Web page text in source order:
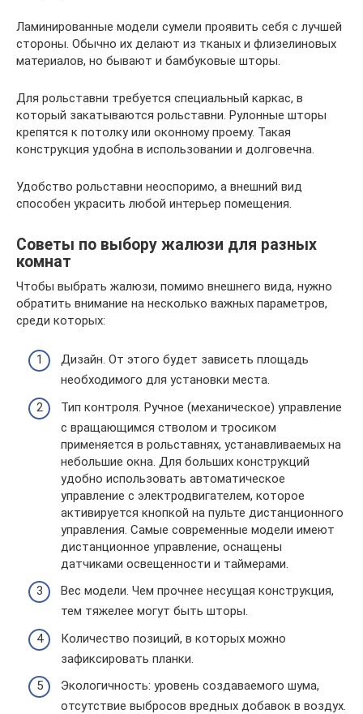
Ламинированные модели сумели проявить себя с лучшей
стороны. Обычно их делают из тканых и флизелиновых
материалов, но бывают и бамбуковые шторы.
Для рольставни требуется специальный каркас, в
который закатываются рольставни. Рулонные шторы
крепятся к потолку или оконному проему. Такая
конструкция удобна в использовании и долговечна.
Удобство рольставни неоспоримо, а внешний вид
способен украсить любой интерьер помещения.
Советы по выбору жалюзи для разных
комнат
Чтобы выбрать жалюзи, помимо внешнего вида, нужно
обратить внимание на несколько важных параметров,
среди которых:
Дизайн. От этого будет зависеть площадь
необходимого для установки места.
Тип контроля. Ручное (механическое) управление
с вращающимся стволом и тросиком
применяется в рольставнях, устанавливаемых на
небольшие окна. Для больших конструкций
удобно использовать автоматическое
управление с электродвигателем, которое
активируется кнопкой на пульте дистанционного
управления. Самые современные модели имеют
дистанционное управление, оснащены
датчиками освещенности и таймерами.
Вес модели. Чем прочнее несущая конструкция,
тем тяжелее могут быть шторы.
Количество позиций, в которых можно
зафиксировать планки.
Экологичность: уровень создаваемого шума,
отсутствие выбросов вредных добавок в воздух.